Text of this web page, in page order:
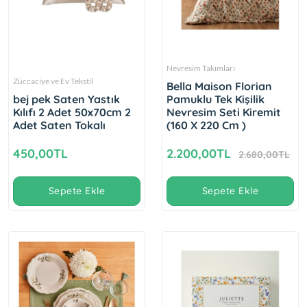
Züccaciye ve Ev Tekstil
bej pek Saten Yastık
Kılıfı 2 Adet 50x70cm 2
Adet Saten Tokalı
450,00TL
Sepete Ekle
Nevresim Takımları
Bella Maison Florian
Pamuklu Tek Kişilik
Nevresim Seti Kiremit
(160 X 220 Cm )
2.200,00TL 2.680,00TL
Sepete Ekle